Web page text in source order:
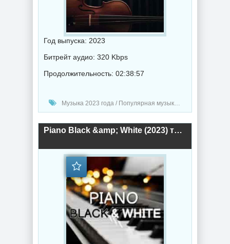
Год выпуска: 2023
Битрейт аудио: 320 Kbps
Продолжительность: 02:38:57
Музыка 2023 года / Популярная музыка / Классическая музыка / Музыка VA
Piano Black &amp; White (2023) торрент